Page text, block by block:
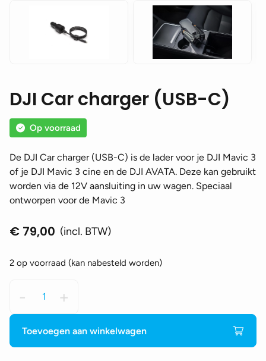
DJI Car charger (USB-C)
Op voorraad
De DJI Car charger (USB-C) is de lader voor je DJI Mavic 3
of je DJI Mavic 3 cine en de DJI AVATA. Deze kan gebruikt
worden via de 12V aansluiting in uw wagen. Speciaal
ontworpen voor de Mavic 3
€ 79,00 (incl. BTW)
2 op voorraad (kan nabesteld worden)
-
Car
charger
(USB-
C)
+
Toevoegen aan winkelwagen